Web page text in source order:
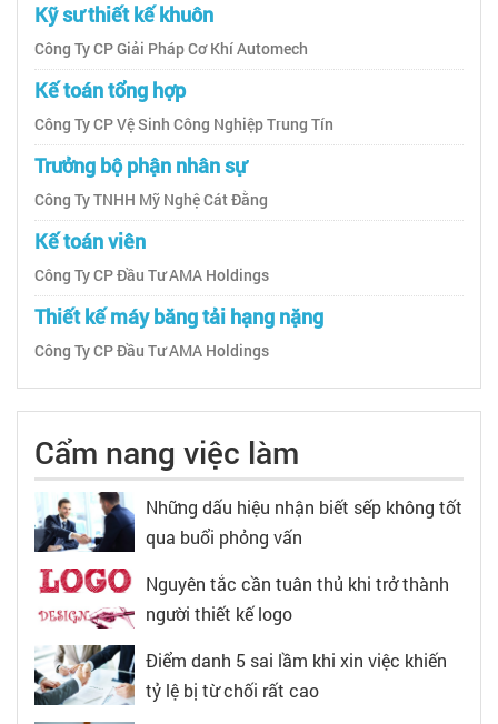
Kỹ sư thiết kế khuôn
Công Ty CP Giải Pháp Cơ Khí Automech
Kế toán tổng hợp
Công Ty CP Vệ Sinh Công Nghiệp Trung Tín
Trưởng bộ phận nhân sự
Công Ty TNHH Mỹ Nghệ Cát Đằng
Kế toán viên
Công Ty CP Đầu Tư AMA Holdings
Thiết kế máy băng tải hạng nặng
Công Ty CP Đầu Tư AMA Holdings
Cẩm nang việc làm
Những dấu hiệu nhận biết sếp không tốt
qua buổi phỏng vấn
Nguyên tắc cần tuân thủ khi trở thành
người thiết kế logo
Điểm danh 5 sai lầm khi xin việc khiến
tỷ lệ bị từ chối rất cao